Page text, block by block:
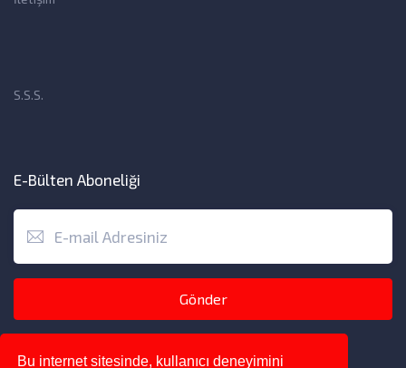
Bu internet sitesinde, kullanıcı deneyimini
S.S.S.
E-Bülten Aboneliği
Gönder